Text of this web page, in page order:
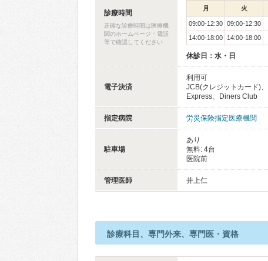
診療時間
正確な診療時間は医療機
関のホームページ・電話
等で確認してください
月 火
09:00-12:30 09:00-12:30
14:00-18:00
14:00-18:00
休診日：水・日
電子決済
利用可
JCB(クレジットカード)
Express、Diners Club
指定病院 労災保険指定医療機関
駐車場
あり
無料: 4台
医院前
管理医師 井上仁
診療科目、専門外来、専門医・資格